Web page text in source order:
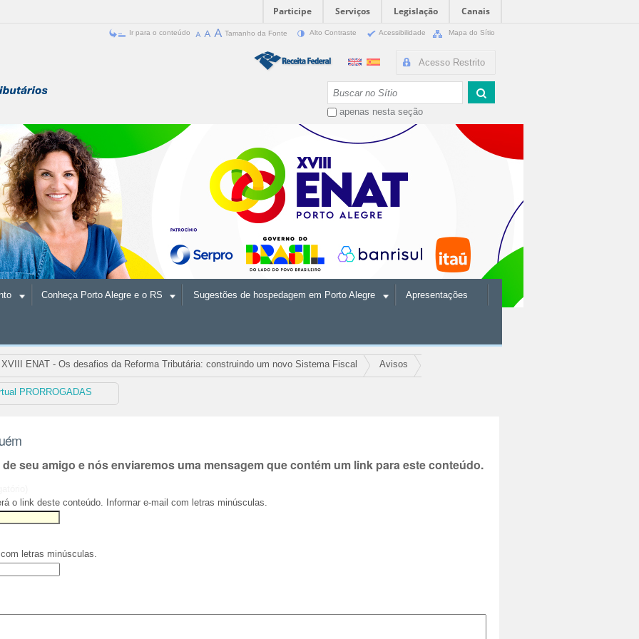
Participe Serviços Legislação
Canais
Ir para o conteúdo Tamanho da Fonte Alto Contraste Acessibilidade Mapa do Sítio
Acesso Restrito
apenas nesta seção
Conheça Porto Alegre e o RS Sugestões de hospedagem em Porto Alegre Apresentações
XVIII ENAT - Os desafios da Reforma Tributária: construindo um novo Sistema Fiscal Avisos
PRORROGADAS
seu amigo e nós enviaremos uma mensagem que contém um link para este conteúdo.
o link deste conteúdo. Informar e-mail com letras minúsculas.
letras minúsculas.